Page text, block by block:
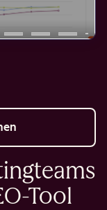
Tool